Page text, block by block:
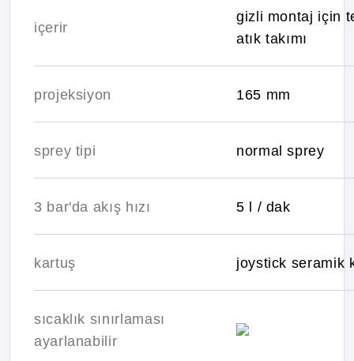
içerir
gizli montaj için
atık takımı
projeksiyon 165 mm
sprey tipi normal sprey
3 bar'da akış hızı 5 l / dak
kartuş joystick seramik
sıcaklık sınırlaması
ayarlanabilir